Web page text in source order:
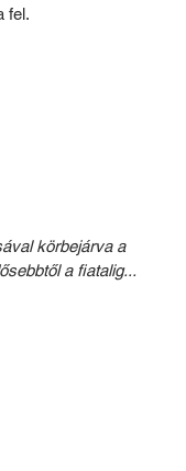
fel.
körbejárva a
a fiatalig...